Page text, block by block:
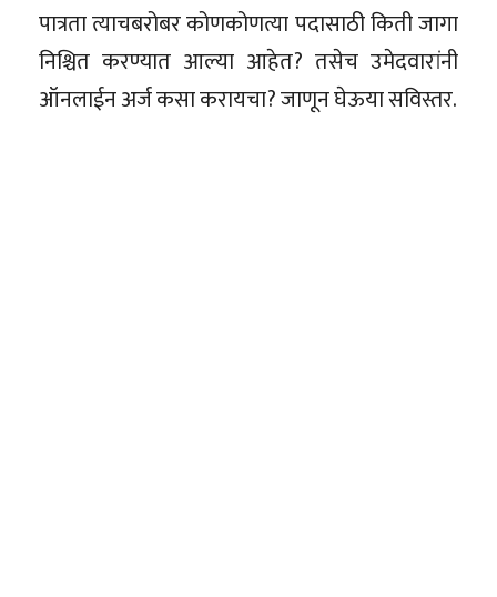
पात्रता त्याचबरोबर कोणकोणत्या पदासाठी किती जागा
निश्चित करण्यात आल्या आहेत? तसेच उमेदवारांनी
ऑनलाईन अर्ज कसा करायचा? जाणून घेऊया सविस्तर.